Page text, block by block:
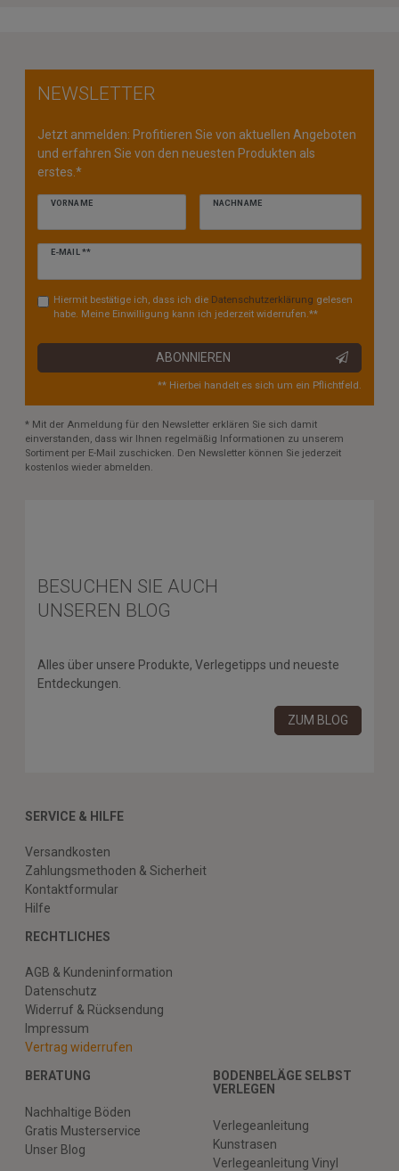
NEWSLETTER
Jetzt anmelden: Profitieren Sie von aktuellen Angeboten
und erfahren Sie von den neuesten Produkten als
erstes.*
VORNAME NACHNAME
E-MAIL **
Newsletter
Hiermit bestätige ich, dass ich die Daten­schutz­erklärung gelesen
habe. Meine Einwilligung kann ich jederzeit widerrufen.**
ABONNIEREN
** Hierbei handelt es sich um ein Pflichtfeld.
* Mit der Anmeldung für den Newsletter erklären Sie sich damit
einverstanden, dass wir Ihnen regelmäßig Informationen zu unserem
Sortiment per E-Mail zuschicken. Den Newsletter können Sie jederzeit
kostenlos wieder abmelden.
BESUCHEN SIE AUCH
UNSEREN BLOG
Alles über unsere Produkte, Verlegetipps und neueste
Entdeckungen.
ZUM BLOG
SERVICE & HILFE
Versandkosten
Zahlungsmethoden & Sicherheit
Kontaktformular
Hilfe
RECHTLICHES
AGB & Kundeninformation
Datenschutz
Widerruf & Rücksendung
Impressum
Vertrag widerrufen
BERATUNG
Nachhaltige Böden
Gratis Musterservice
Unser Blog
BODENBELÄGE SELBST
VERLEGEN
Verlegeanleitung
Kunstrasen
Verlegeanleitung Vinyl